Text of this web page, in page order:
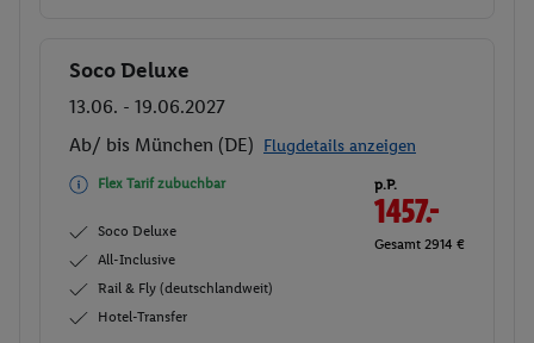
Buchen
Soco Deluxe
13.06. - 19.06.2027
Ab/ bis München (DE) Flugdetails anzeigen
Flex Tarif zubuchbar
Soco Deluxe
All-Inclusive
Rail & Fly (deutschlandweit)
Hotel-Transfer
p.P.
1457.-
Gesamt 2914 €